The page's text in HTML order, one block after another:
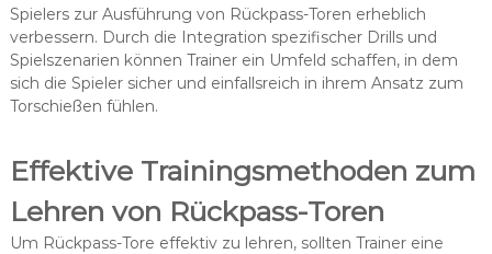
Spielers zur Ausführung von Rückpass-Toren erheblich
verbessern. Durch die Integration spezifischer Drills und
Spielszenarien können Trainer ein Umfeld schaffen, in dem
sich die Spieler sicher und einfallsreich in ihrem Ansatz zum
Torschießen fühlen.
Effektive Trainingsmethoden zum
Lehren von Rückpass-Toren
Um Rückpass-Tore effektiv zu lehren, sollten Trainer eine